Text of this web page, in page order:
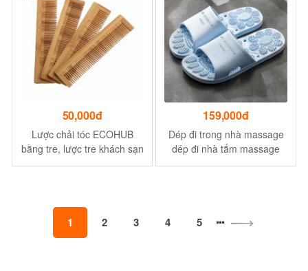
50,000đ
Lược chải tóc ECOHUB
bằng tre, lược tre khách sạn
- Kích thước 13.5x3 cm
159,000đ
Dép đi trong nhà massage
dép đi nhà tắm massage
dép đi khách sạn - Mã N747
1 2 3 4 5